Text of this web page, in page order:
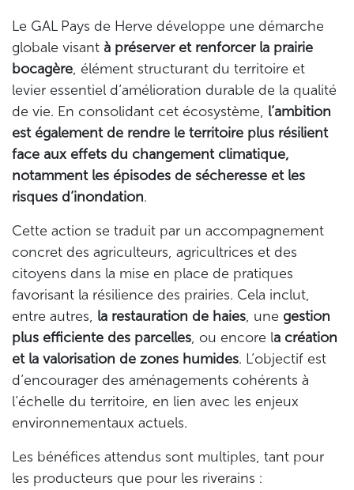
Le GAL Pays de Herve développe une démarche
globale visant à préserver et renforcer la prairie
bocagère, élément structurant du territoire et
levier essentiel d’amélioration durable de la qualité
de vie. En consolidant cet écosystème, l’ambition
est également de rendre le territoire plus résilient
face aux effets du changement climatique,
notamment les épisodes de sécheresse et les
risques d’inondation.
Cette action se traduit par un accompagnement
concret des agriculteurs, agricultrices et des
citoyens dans la mise en place de pratiques
favorisant la résilience des prairies. Cela inclut,
entre autres, la restauration de haies, une gestion
plus efficiente des parcelles, ou encore la création
et la valorisation de zones humides. L’objectif est
d’encourager des aménagements cohérents à
l’échelle du territoire, en lien avec les enjeux
environnementaux actuels.
Les bénéfices attendus sont multiples, tant pour
les producteurs que pour les riverains :